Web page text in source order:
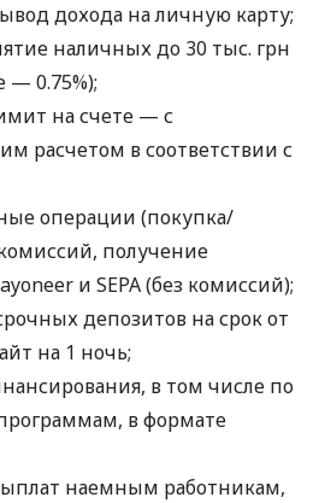
дохода на личную карту;
наличных до 30 тыс. грн
— 0.75%);
на счете — с
расчетом в соответствии с
операции (покупка/
получение
и SEPA (без комиссий);
депозитов на срок от
на 1 ночь;
в том числе по
в формате
наемным работникам,